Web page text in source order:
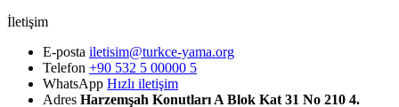
İletişim
E-posta iletisim@turkce-yama.org
Telefon +90 532 5 00000 5
WhatsApp Hızlı iletişim
Adres Harzemşah Konutları A Blok Kat 31 No 210 4.